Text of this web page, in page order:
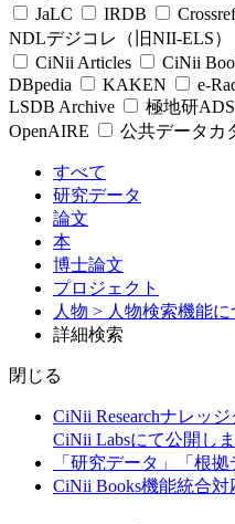
JaLC
IRDB
NDLデジコレ（旧NII-ELS）
CiNii Articles
CiNii
DBpedia
KAKEN e-
LSDB Archive
極地研ADS
OpenAIRE
公共データカ
すべて
研究データ
論文
本
博士論文
プロジェクト
人物 > 人物検索機能に
詳細検索
閉じる
CiNii Researchナレッ
CiNii Labsにて公開し
「研究データ」「根
CiNii Books機能統合